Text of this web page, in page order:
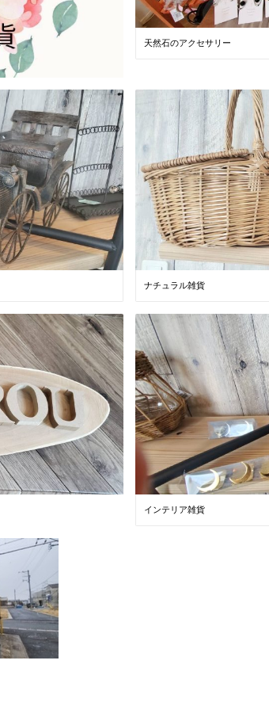
天然石のアクセサリー
ナチュラル雑貨
インテリア雑貨